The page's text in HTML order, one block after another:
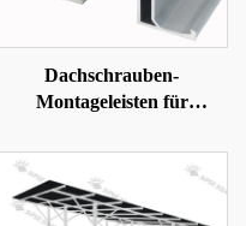
Dachschrauben-
Montageleisten für